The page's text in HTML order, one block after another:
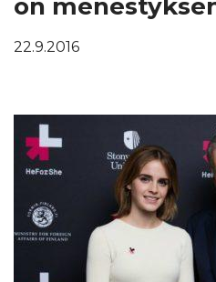
Lahjoita
on
22.9.2016